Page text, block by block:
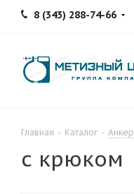
8 (343) 288-74-66
Главная - Каталог - Анкер
с крюком